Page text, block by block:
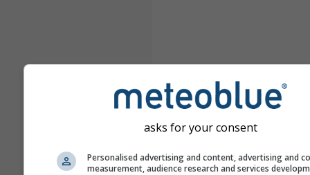
asks for your consent
Personalised advertising and content, advertising and
measurement, audience research and services